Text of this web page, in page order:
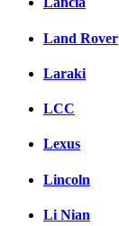
Land Rover
Laraki
LCC
Lexus
Lincoln
Li Nian